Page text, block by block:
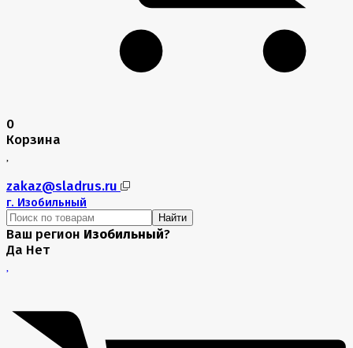
0
Корзина
zakaz@sladrus.ru
г. Изобильный
Найти
Ваш регион Изобильный?
Да Нет